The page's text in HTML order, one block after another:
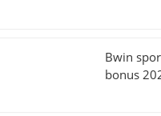
Bwin
bonus